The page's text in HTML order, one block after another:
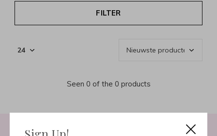
FILTER
Seen 0 of the 0 products